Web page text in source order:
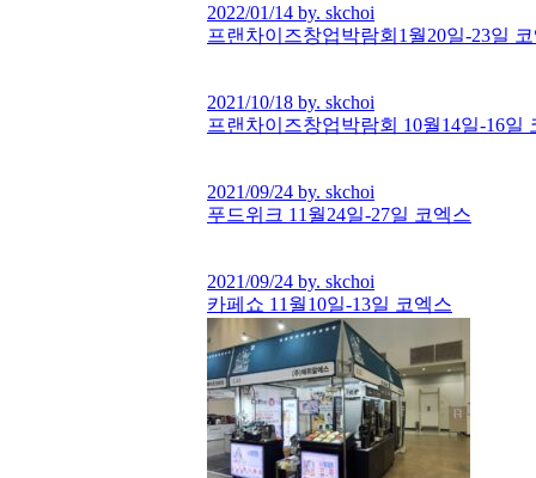
2022/01/14 by. skchoi
프랜차이즈창업박람회1월20일-23일
2021/10/18 by. skchoi
프랜차이즈창업박람회 10월14일-16일
2021/09/24 by. skchoi
푸드위크 11월24일-27일 코엑스
2021/09/24 by. skchoi
카페쇼 11월10일-13일 코엑스